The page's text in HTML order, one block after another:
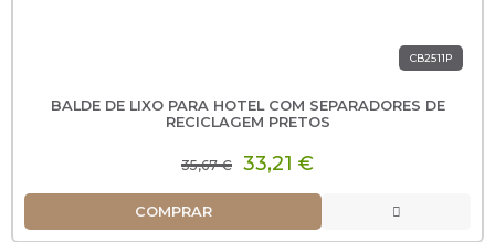
CB2511P
BALDE DE LIXO PARA HOTEL COM SEPARADORES DE
RECICLAGEM PRETOS
35,67 € 33,21 €
COMPRAR